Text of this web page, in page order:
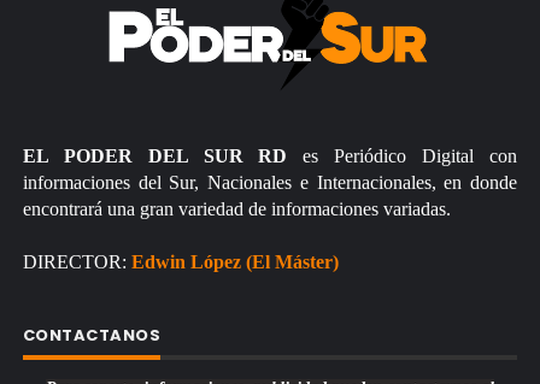
EL PODER DEL SUR RD es Periódico Digital con
informaciones del Sur, Nacionales e Internacionales, en donde
encontrará una gran variedad de informaciones variadas.
DIRECTOR: Edwin López (El Máster)
CONTACTANOS